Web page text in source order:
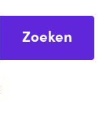
Zoeken